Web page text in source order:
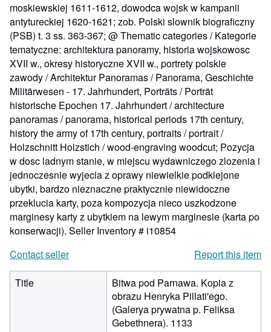
moskiewskiej 1611-1612, dowodca wojsk w kampanii
antytureckiej 1620-1621; zob. Polski slownik biograficzny
(PSB) t. 3 ss. 363-367; @ Thematic categories / Kategorie
tematyczne: architektura panoramy, historia wojskowosc
XVII w., okresy historyczne XVII w., portrety polskie
zawody / Architektur Panoramas / Panorama, Geschichte
Militärwesen - 17. Jahrhundert, Porträts / Porträt
historische Epochen 17. Jahrhundert / architecture
panoramas / panorama, historical periods 17th century,
history the army of 17th century, portraits / portrait /
Holzschnitt Holzstich / wood-engraving woodcut; Pozycja
w dosc ladnym stanie, w miejscu wydawniczego zlozenia i
jednoczesnie wyjecia z oprawy niewielkie podklejone
ubytki, bardzo nieznaczne praktycznie niewidoczne
przeklucia karty, poza kompozycja nieco uszkodzone
marginesy karty z ubytkiem na lewym marginesie (karta po
konserwacji). Seller Inventory # i10854
Contact seller
Report this item
Title
Bitwa pod Parnawa. Kopia z
obrazu Henryka Pillati'ego.
(Galerya prywatna p. Feliksa
Gebethnera). 1133